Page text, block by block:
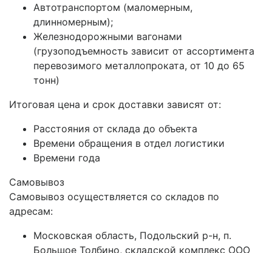
Автотранспортом (маломерным,
длинномерным);
Железнодорожными вагонами
(грузоподъемность зависит от ассортимента
перевозимого металлопроката, от 10 до 65
тонн)
Итоговая цена и срок доставки зависят от:
Расстояния от склада до объекта
Времени обращения в отдел логистики
Времени года
Самовывоз
Самовывоз осуществляется со складов по
адресам:
Московская область, Подольский р-н, п.
Большое Толбино, складской комплекс ООО